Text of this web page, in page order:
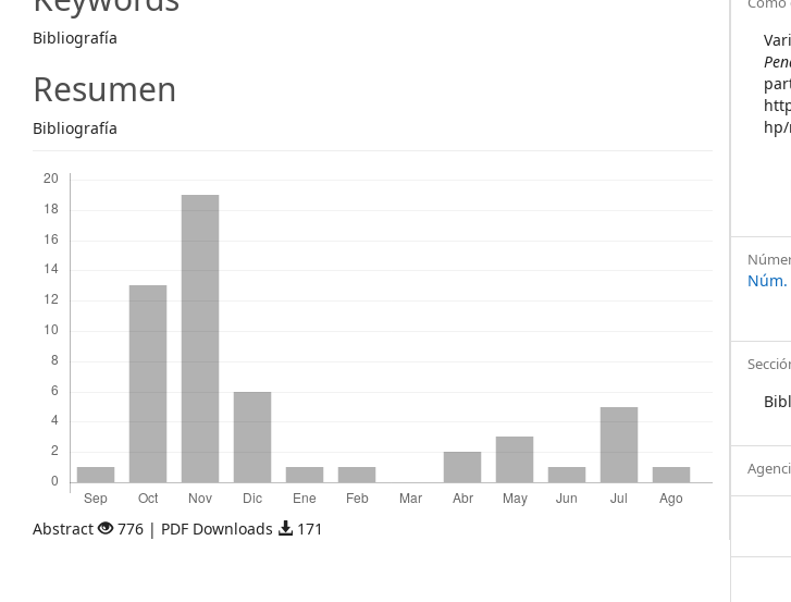
Content
Bibliografía
Resumen
Bibliografía
Abstract 776 | PDF Downloads 171
Núm.